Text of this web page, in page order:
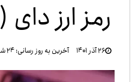
رمز ارز دای (DAI) چیست؟
۲۶ آذر ۱۴۰۱ آخرین به روز رسانی:۲۴ شهریور ۱۴۰۳